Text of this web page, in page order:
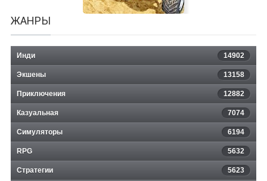
ЖАНРЫ
Инди 14902
Экшены 13158
Приключения 12882
Казуальная 7074
Симуляторы 6194
RPG 5632
Стратегии 5623